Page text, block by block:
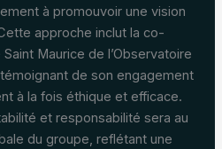
à promouvoir une vision
approche inclut la co-
Maurice de l’Observatoire
de son engagement
à la fois éthique et efficace.
et responsabilité sera au
du groupe, reflétant une